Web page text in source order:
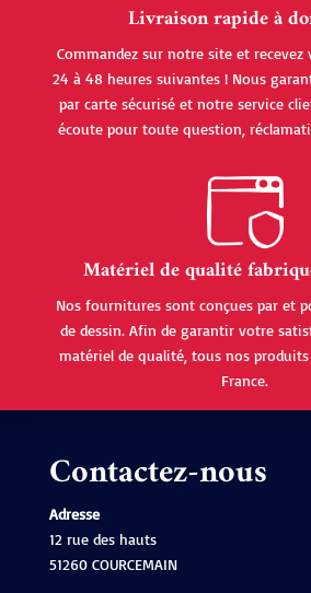
Livraison rapide à
Commandez sur notre site et recevez
24 à 48 heures suivantes ! Nous
par carte sécurisé et notre service
écoute pour toute question,
Matériel de qualité
Nos fournitures sont conçues par et
de dessin. Afin de garantir votre
matériel de qualité, tous nos
France.
Contactez-nous
Adresse
12 rue des hauts
51260 COURCEMAIN